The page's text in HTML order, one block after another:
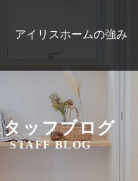
アイリスホームの強み
タッフブログ
STAFF BLOG